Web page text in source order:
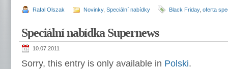
Rafal Olszak Novinky, Speciální nabídky Black Friday, oferta
Speciální nabídka Supernews
10.07.2011
Sorry, this entry is only available in Polski.